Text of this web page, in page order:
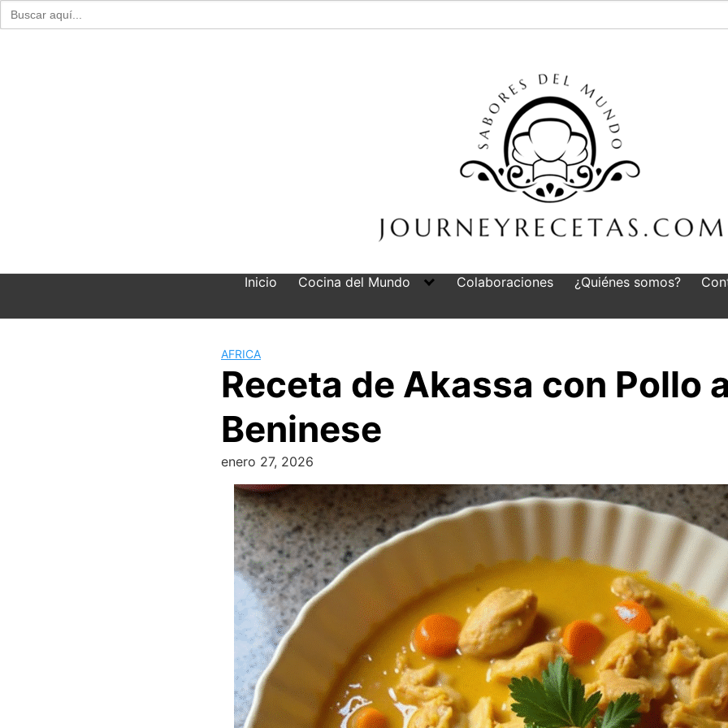
Buscar:
Inicio Cocina del Mundo Colaboraciones ¿Quiénes somos?
AFRICA
Receta de Akassa con Pollo
Beninese
enero 27, 2026